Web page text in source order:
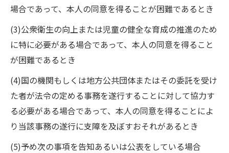
場合であって、本人の同意を得ることが困難であるとき
(3)公衆衛生の向上または児童の健全な育成の推進のため
に特に必要がある場合であって、本人の同意を得ること
が困難であるとき
(4)国の機関もしくは地方公共団体またはその委託を受け
た者が法令の定める事務を遂行することに対して協力す
る必要がある場合であって、本人の同意を得ることによ
り当該事務の遂行に支障を及ぼすおそれがあるとき
(5)予め次の事項を告知あるいは公表をしている場合